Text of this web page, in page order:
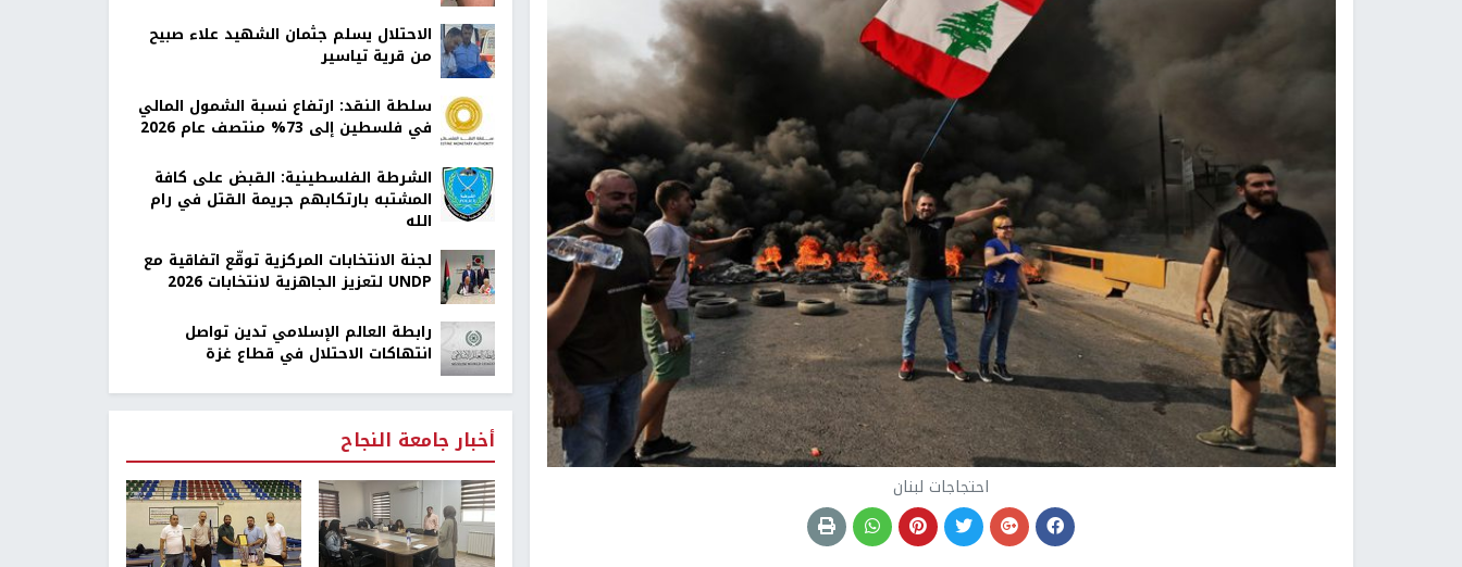
احتجاجات لبنان
الاحتلال يسلم جثمان الشهيد علاء صبيح
من قرية تياسير
سلطة النقد: ارتفاع نسبة الشمول المالي
في فلسطين إلى 73% منتصف عام 2026
الشرطة الفلسطينية: القبض على كافة
المشتبه بارتكابهم جريمة القتل في رام
الله
لجنة الانتخابات المركزية توقّع اتفاقية مع
UNDP لتعزيز الجاهزية لانتخابات 2026
رابطة العالم الإسلامي تدين تواصل
انتهاكات الاحتلال في قطاع غزة
أخبار جامعة النجاح